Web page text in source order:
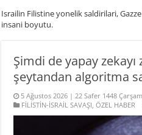
Israilin Filistine yonelik saldirilari,
insani boyutu.
Şimdi de yapay
şeytandan algoritma
5 Ağustos 2026 | 22 Safer 1448
FİLİSTİN-İSRAİL SAVAŞI ,ÖZEL HABER